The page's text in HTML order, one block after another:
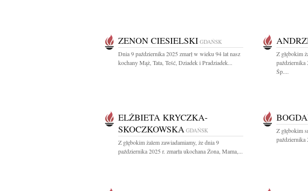
ZENON CIESIELSKI GDAŃSK
Dnia 9 października 2025 zmarł w wieku 94 lat nasz
kochany Mąż, Tata, Teść, Dziadek i Pradziadek...
Z głębokim
października
Śp....
ELŻBIETA KRYCZKA-
SKOCZKOWSKA GDAŃSK
Z głębokim żalem zawiadamiamy, że dnia 9
października 2025 r. zmarła ukochana Żona, Mama,...
Z głębokim
października